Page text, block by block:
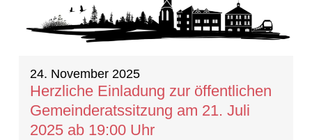
24. November 2025
Herzliche Einladung zur öffentlichen
Gemeinderatssitzung am 21. Juli
2025 ab 19:00 Uhr